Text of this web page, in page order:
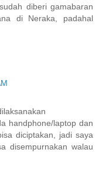
diberi gamabaran
di Neraka, padahal
handphone/laptop dan
diciptakan, jadi saya
disempurnakan walau